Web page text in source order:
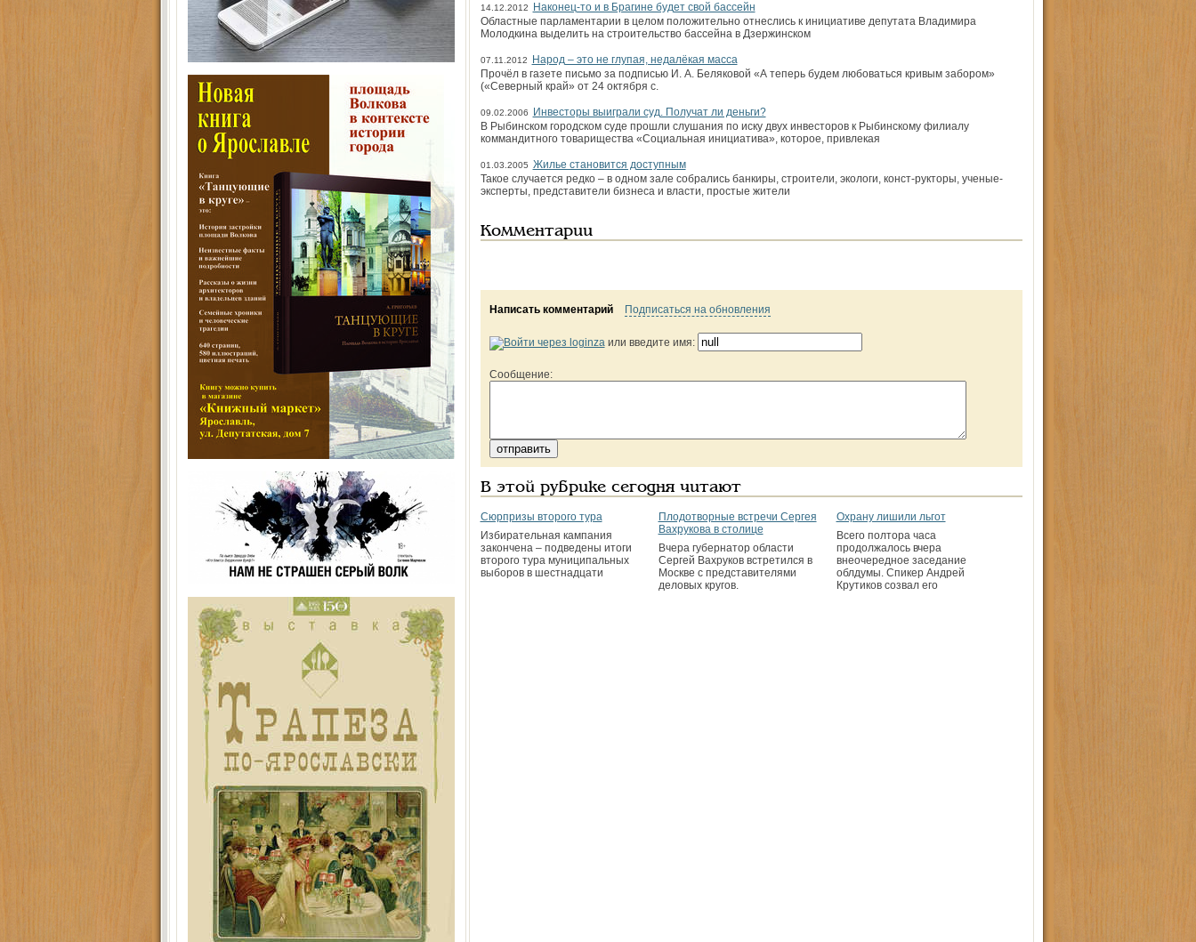
14.12.2012
Наконец-то и в Брагине будет свой бассейн
Областные парламентарии в целом положительно отнеслись к инициативе депутата Владимира
Молодкина выделить на строитель­ство бассейна в Дзержинском
07.11.2012
Народ – это не глупая, недалёкая масса
Прочёл в газете письмо за подписью И. А. Беляковой «А теперь будем любоваться кривым забором»
(«Северный край» от 24 октября с.
09.02.2006
Инвесторы выиграли суд. Получат ли деньги?
В Рыбинском городском суде прошли слушания по иску двух инвесторов к Рыбинскому филиалу
коммандитного товарищества «Социальная инициатива», которое, привлекая
01.03.2005 Жилье становится доступным
Такое случается редко – в одном зале собрались банкиры, строители, экологи, конст-рукторы, ученые-
эксперты, представители бизнеса и власти, простые жители
Комментарии
Написать комментарий Подписаться на обновления
или введите имя:
Сообщение:
В этой рубрике сегодня читают
Сюрпризы второго тура
Избирательная кампания
закончена – подведены итоги
второго тура муниципальных
выборов в шестнадцати
Плодотворные встречи Сергея
Вахрукова в столице
Вчера губернатор области
Сергей Вахруков встретился в
Москве с представителями
деловых кругов.
Охрану лишили льгот
Всего полтора часа
продолжалось вчера
внеочередное заседание
облдумы. Спикер Андрей
Крутиков созвал его